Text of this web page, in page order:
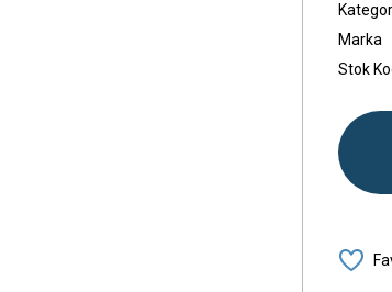
Marka
Stok